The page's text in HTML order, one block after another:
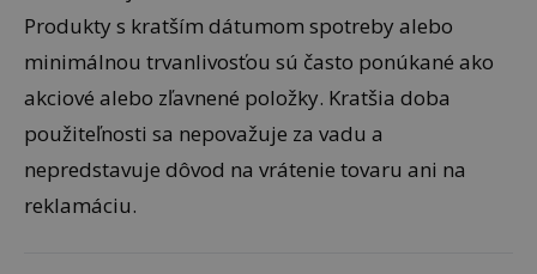
Produkty s kratším dátumom spotreby alebo
minimálnou trvanlivosťou sú často ponúkané ako
akciové alebo zľavnené položky. Kratšia doba
použiteľnosti sa nepovažuje za vadu a
nepredstavuje dôvod na vrátenie tovaru ani na
reklamáciu.